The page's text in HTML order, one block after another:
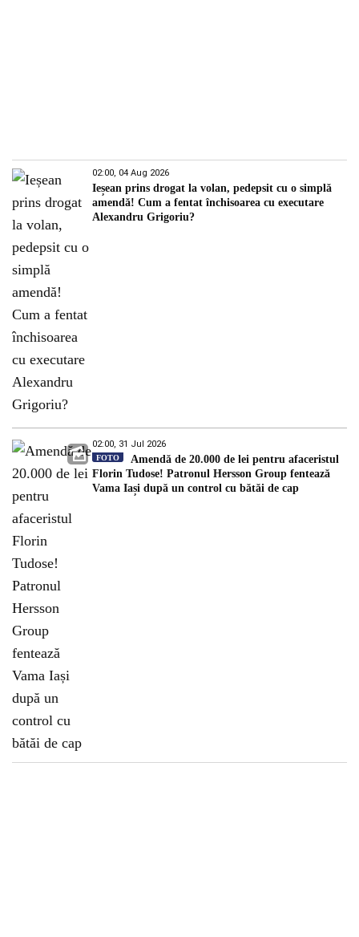
02:00, 04 Aug 2026
Ieșean prins drogat la volan, pedepsit cu o simplă
amendă! Cum a fentat închisoarea cu executare
Alexandru Grigoriu?
02:00, 31 Jul 2026
FOTO
Amendă de 20.000 de lei pentru afaceristul
Florin Tudose! Patronul Hersson Group fentează
Vama Iași după un control cu bătăi de cap